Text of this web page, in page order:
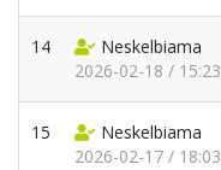
14
Neskelbiama
2026-02-18 / 15:23
15
Neskelbiama
2026-02-17 / 18:03